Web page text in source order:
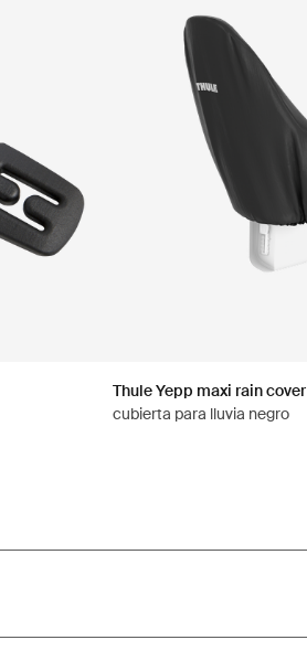
Thule Yepp maxi rain cover
cubierta para lluvia negro